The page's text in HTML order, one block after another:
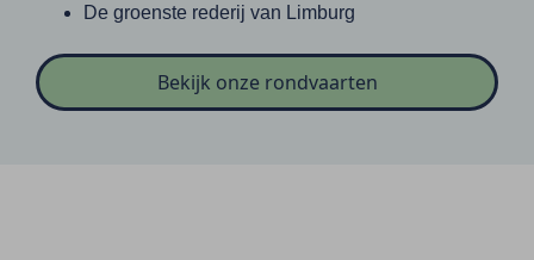
De groenste rederij van Limburg
Bekijk onze rondvaarten